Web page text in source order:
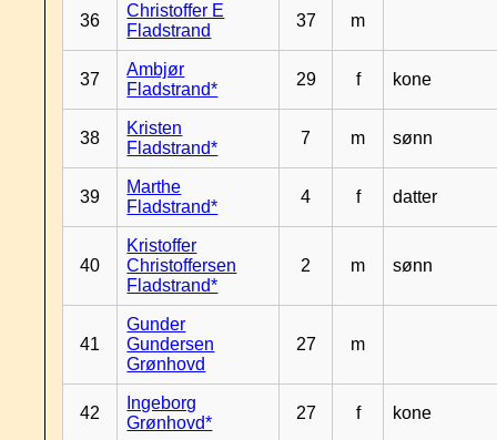
36
Christoffer E
Fladstrand
37 m
37
Ambjør
Fladstrand*
29 f kone
38
Kristen
Fladstrand*
7 m sønn
39
Marthe
Fladstrand*
4 f datter
40
Kristoffer
Christoffersen
Fladstrand*
2 m sønn
41
Gunder
Gundersen
Grønhovd
27 m
42
Ingeborg
Grønhovd*
27 f kone